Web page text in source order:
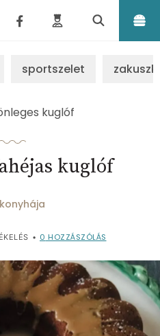
sportszelet
kuglóf
kuglóf
• 0 HOZZÁSZÓLÁS